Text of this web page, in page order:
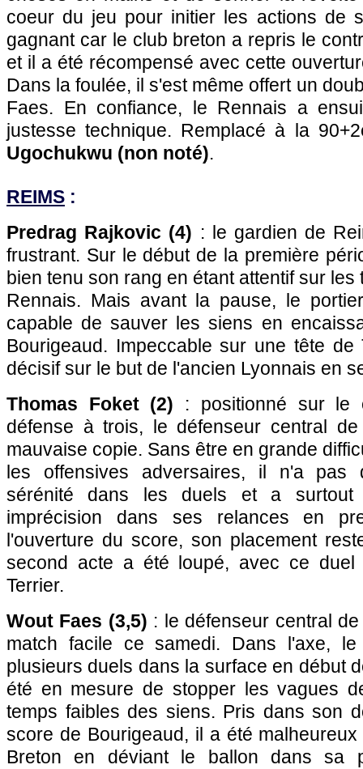
coeur du jeu pour initier les actions de
gagnant car le club breton a repris le
et il a été récompensé avec cette
Dans la foulée, il s'est même offert un
Faes. En confiance, le Rennais a
justesse technique. Remplacé à la
Ugochukwu (non noté).
REIMS :
Predrag Rajkovic (4) : le gardien de
frustrant. Sur le début de la première
bien tenu son rang en étant attentif sur
Rennais. Mais avant la pause, le
capable de sauver les siens en
Bourigeaud. Impeccable sur une tête
décisif sur le but de l'ancien Lyonnais en
Thomas Foket (2) : positionné sur le
défense à trois, le défenseur central
mauvaise copie. Sans être en grande
les offensives adversaires, il n'a pas
sérénité dans les duels et a surtout
imprécision dans ses relances en
l'ouverture du score, son placement
second acte a été loupé, avec ce
Terrier.
Wout Faes (3,5) : le défenseur central
match facile ce samedi. Dans l'axe,
plusieurs duels dans la surface en début
été en mesure de stopper les vagues
temps faibles des siens. Pris dans son
score de Bourigeaud, il a été
Breton en déviant le ballon dans sa